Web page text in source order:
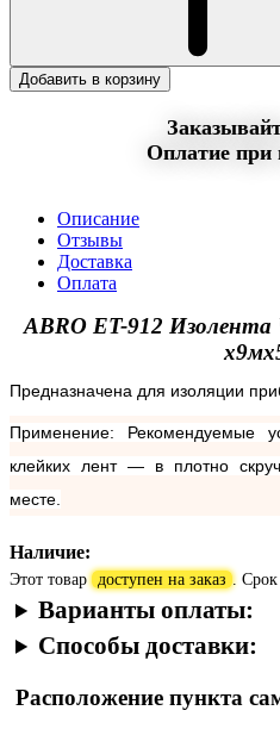
Добавить в корзину
Оплатие при
Описание
Отзывы
Доставка
Оплата
ABRO ET-912
Предназначена для изоляции
Применение: Рекомендуемые
клейких лент — в плотно
месте.
Наличие:
Этот товар доступен на заказ . Срок
Варианты оплаты:
Способы доставки:
Расположение пункта